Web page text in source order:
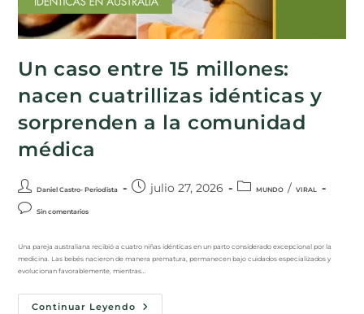
Un caso entre 15 millones:
nacen cuatrillizas idénticas y
sorprenden a la comunidad
médica
Daniel Castro- Periodista julio 27, 2026 MUNDO / VIRAL
Sin comentarios
Una pareja australiana recibió a cuatro niñas idénticas en un parto considerado excepcional por la
medicina. Las bebés nacieron de manera prematura, permanecen bajo cuidados especializados y
evolucionan favorablemente, mientras…
Continuar Leyendo